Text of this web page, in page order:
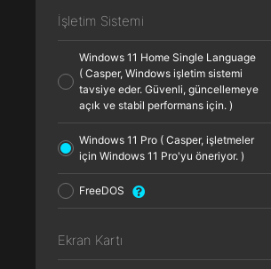
İşletim Sistemi
Windows 11 Home Single Language
( Casper, Windows işletim sistemi
tavsiye eder. Güvenli, güncellemeye
açık ve stabil performans için. )
Windows 11 Pro ( Casper, işletmeler
için Windows 11 Pro'yu öneriyor. )
FreeDOS
Ekran Kartı